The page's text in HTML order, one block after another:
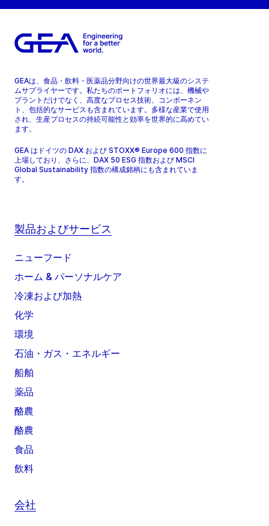
GEAは、食品・飲料・医薬品分野向けの世界最大級のシステ
ムサプライヤーです。私たちのポートフォリオには、機械や
プラントだけでなく、高度なプロセス技術、コンポーネン
ト、包括的なサービスも含まれています。多様な産業で使用
され、生産プロセスの持続可能性と効率を世界的に高めてい
ます。
GEA はドイツの DAX および STOXX® Europe 600 指数に
上場しており、さらに、DAX 50 ESG 指数および MSCI
Global Sustainability 指数の構成銘柄にも含まれていま
す。
製品およびサービス
ニューフード
ホーム & パーソナルケア
冷凍および加熱
化学
環境
石油・ガス・エネルギー
船舶
薬品
酪農
酪農
食品
飲料
会社